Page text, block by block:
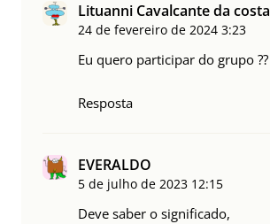
Lituanni Cavalcante da costa
24 de fevereiro de 2024 3:23
Eu quero participar do grupo ??
Resposta
EVERALDO
5 de julho de 2023 12:15
Deve saber o significado,